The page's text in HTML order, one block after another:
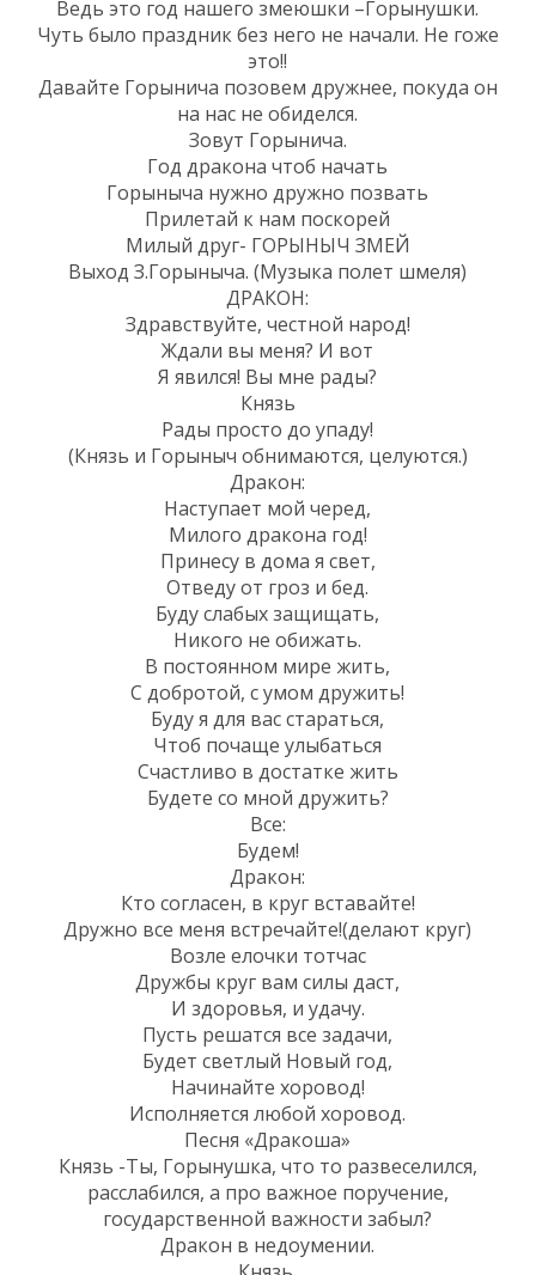
Ведь это год нашего змеюшки –Горынушки.
Чуть было праздник без него не начали. Не гоже
это!!
Давайте Горынича позовем дружнее, покуда он
на нас не обиделся.
Зовут Горынича.
Год дракона чтоб начать
Горыныча нужно дружно позвать
Прилетай к нам поскорей
Милый друг- ГОРЫНЫЧ ЗМЕЙ
Выход З.Горыныча. (Музыка полет шмеля)
ДРАКОН:
Здравствуйте, честной народ!
Ждали вы меня? И вот
Я явился! Вы мне рады?
Князь
Рады просто до упаду!
(Князь и Горыныч обнимаются, целуются.)
Дракон:
Наступает мой черед,
Милого дракона год!
Принесу в дома я свет,
Отведу от гроз и бед.
Буду слабых защищать,
Никого не обижать.
В постоянном мире жить,
С добротой, с умом дружить!
Буду я для вас стараться,
Чтоб почаще улыбаться
Счастливо в достатке жить
Будете со мной дружить?
Все:
Будем!
Дракон:
Кто согласен, в круг вставайте!
Дружно все меня встречайте!(делают круг)
Возле елочки тотчас
Дружбы круг вам силы даст,
И здоровья, и удачу.
Пусть решатся все задачи,
Будет светлый Новый год,
Начинайте хоровод!
Исполняется любой хоровод.
Песня «Дракоша»
Князь -Ты, Горынушка, что то развеселился,
расслабился, а про важное поручение,
государственной важности забыл?
Дракон в недоумении.